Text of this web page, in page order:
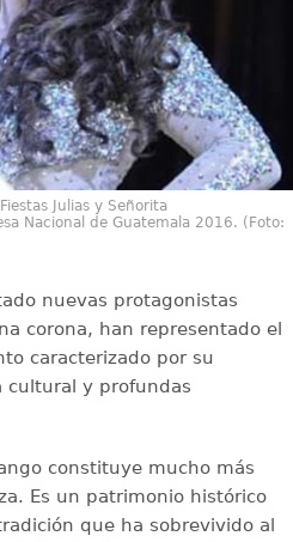
Julias y Señorita
Nacional de Guatemala 2016. (Foto:
nuevas protagonistas
corona, han representado el
caracterizado por su
cultural y profundas
constituye mucho más
Es un patrimonio histórico
que ha sobrevivido al